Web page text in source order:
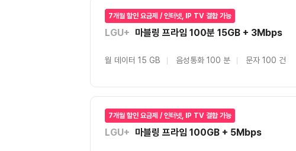
7개월 할인 요금제 / 인터넷, IP TV 결합 가능
LGU+ 마블링 프라임 100분 15GB + 3Mbps
월 데이터 15 GB 음성통화 100 분 문자 100 건
7개월 할인 요금제 / 인터넷, IP TV 결합 가능
LGU+ 마블링 프라임 100GB + 5Mbps